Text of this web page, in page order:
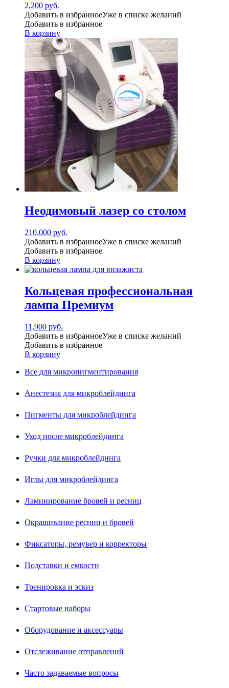
2,200 руб.
Добавить в избранноеУже в списке желаний
Добавить в избранное
В корзину
Неодимовый лазер со столом
210,000 руб.
Добавить в избранноеУже в списке желаний
Добавить в избранное
В корзину
Кольцевая профессиональная
лампа Премиум
11,900 руб.
Добавить в избранноеУже в списке желаний
Добавить в избранное
В корзину
Все для микропигментирования
Анестезия для микроблейдинга
Пигменты для микроблейдинга
Уход после микроблейдинга
Ручки для микроблейдинга
Иглы для микроблейдинга
Ламинирование бровей и ресниц
Окрашивание ресниц и бровей
Фиксаторы, ремувер и корректоры
Подставки и емкости
Тренировка и эскиз
Стартовые наборы
Оборудование и аксессуары
Отслеживание отправлений
Часто задаваемые вопросы